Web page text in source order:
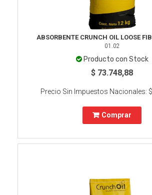
ABSORBENTE CRUNCH OIL LOOSE
01.02
Producto con Stock
$ 73.748,88
Precio Sin Impuestos Nacionales:
Comprar